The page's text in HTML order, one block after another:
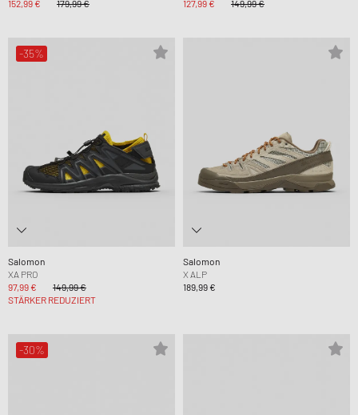
152,99 €
179,99 €
127,99 €
149,99 €
-35%
Salomon
XA PRO
97,99 €
149,99 €
STÄRKER REDUZIERT
Salomon
X ALP
189,99 €
-30%